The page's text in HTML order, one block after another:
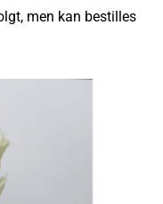
men kan bestilles